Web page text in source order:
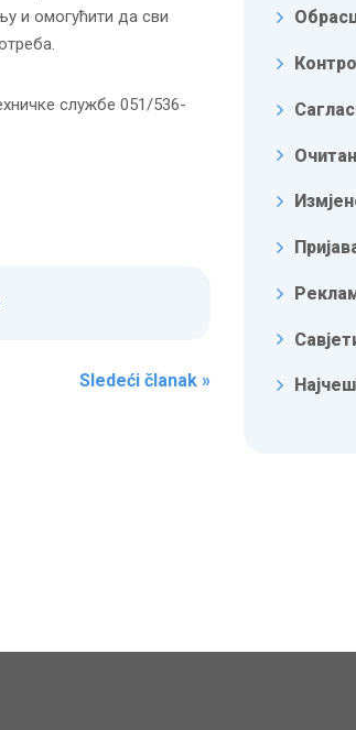
и омогућити да сви
службе 051/536-
Sledeći članak »